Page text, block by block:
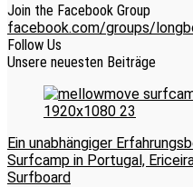
Join the Facebook Group
facebook.com/groups/
Follow Us
Unsere neuesten Beiträge
Ein unabhängiger
Surfcamp in Portugal,
Surfboard